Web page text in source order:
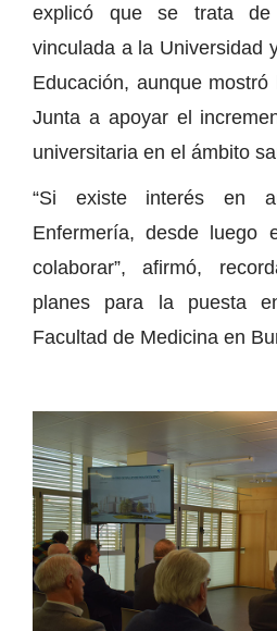
explicó que se trata de
vinculada a la Universidad
Educación, aunque
Junta a apoyar el
universitaria en el ámbito
“Si existe interés en
Enfermería, desde luego
colaborar”, afirmó,
planes para la puesta
Facultad de Medicina en